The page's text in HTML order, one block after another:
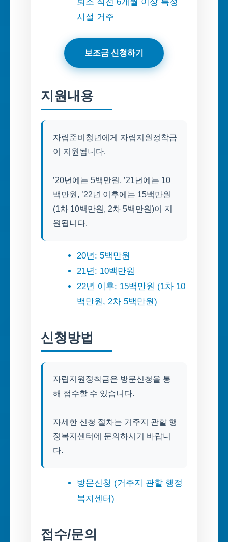
시설 거주
보조금 신청하기
지원내용
자립준비청년에게 자립지원정착금
이 지원됩니다.
’20년에는 5백만원, ’21년에는 10
백만원, ’22년 이후에는 15백만원
(1차 10백만원, 2차 5백만원)이 지
원됩니다.
20년: 5백만원
21년: 10백만원
22년 이후: 15백만원 (1차 10
백만원, 2차 5백만원)
신청방법
자립지원정착금은 방문신청을 통
해 접수할 수 있습니다.
자세한 신청 절차는 거주지 관할 행
정복지센터에 문의하시기 바랍니
다.
방문신청 (거주지 관할 행정
복지센터)
접수/문의